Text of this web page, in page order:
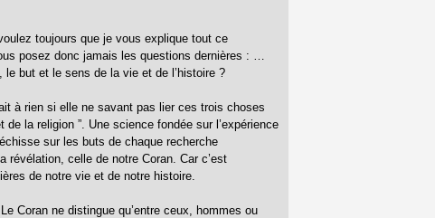
toujours que je vous explique tout ce
posez donc jamais les questions dernières : …
le but et le sens de la vie et de l’histoire ?
à rien si elle ne savant pas lier ces trois choses
de la religion ”. Une science fondée sur l’expérience
sur les buts de chaque recherche
révélation, celle de notre Coran. Car c’est
de notre vie et de notre histoire.
Coran ne distingue qu’entre ceux, hommes ou